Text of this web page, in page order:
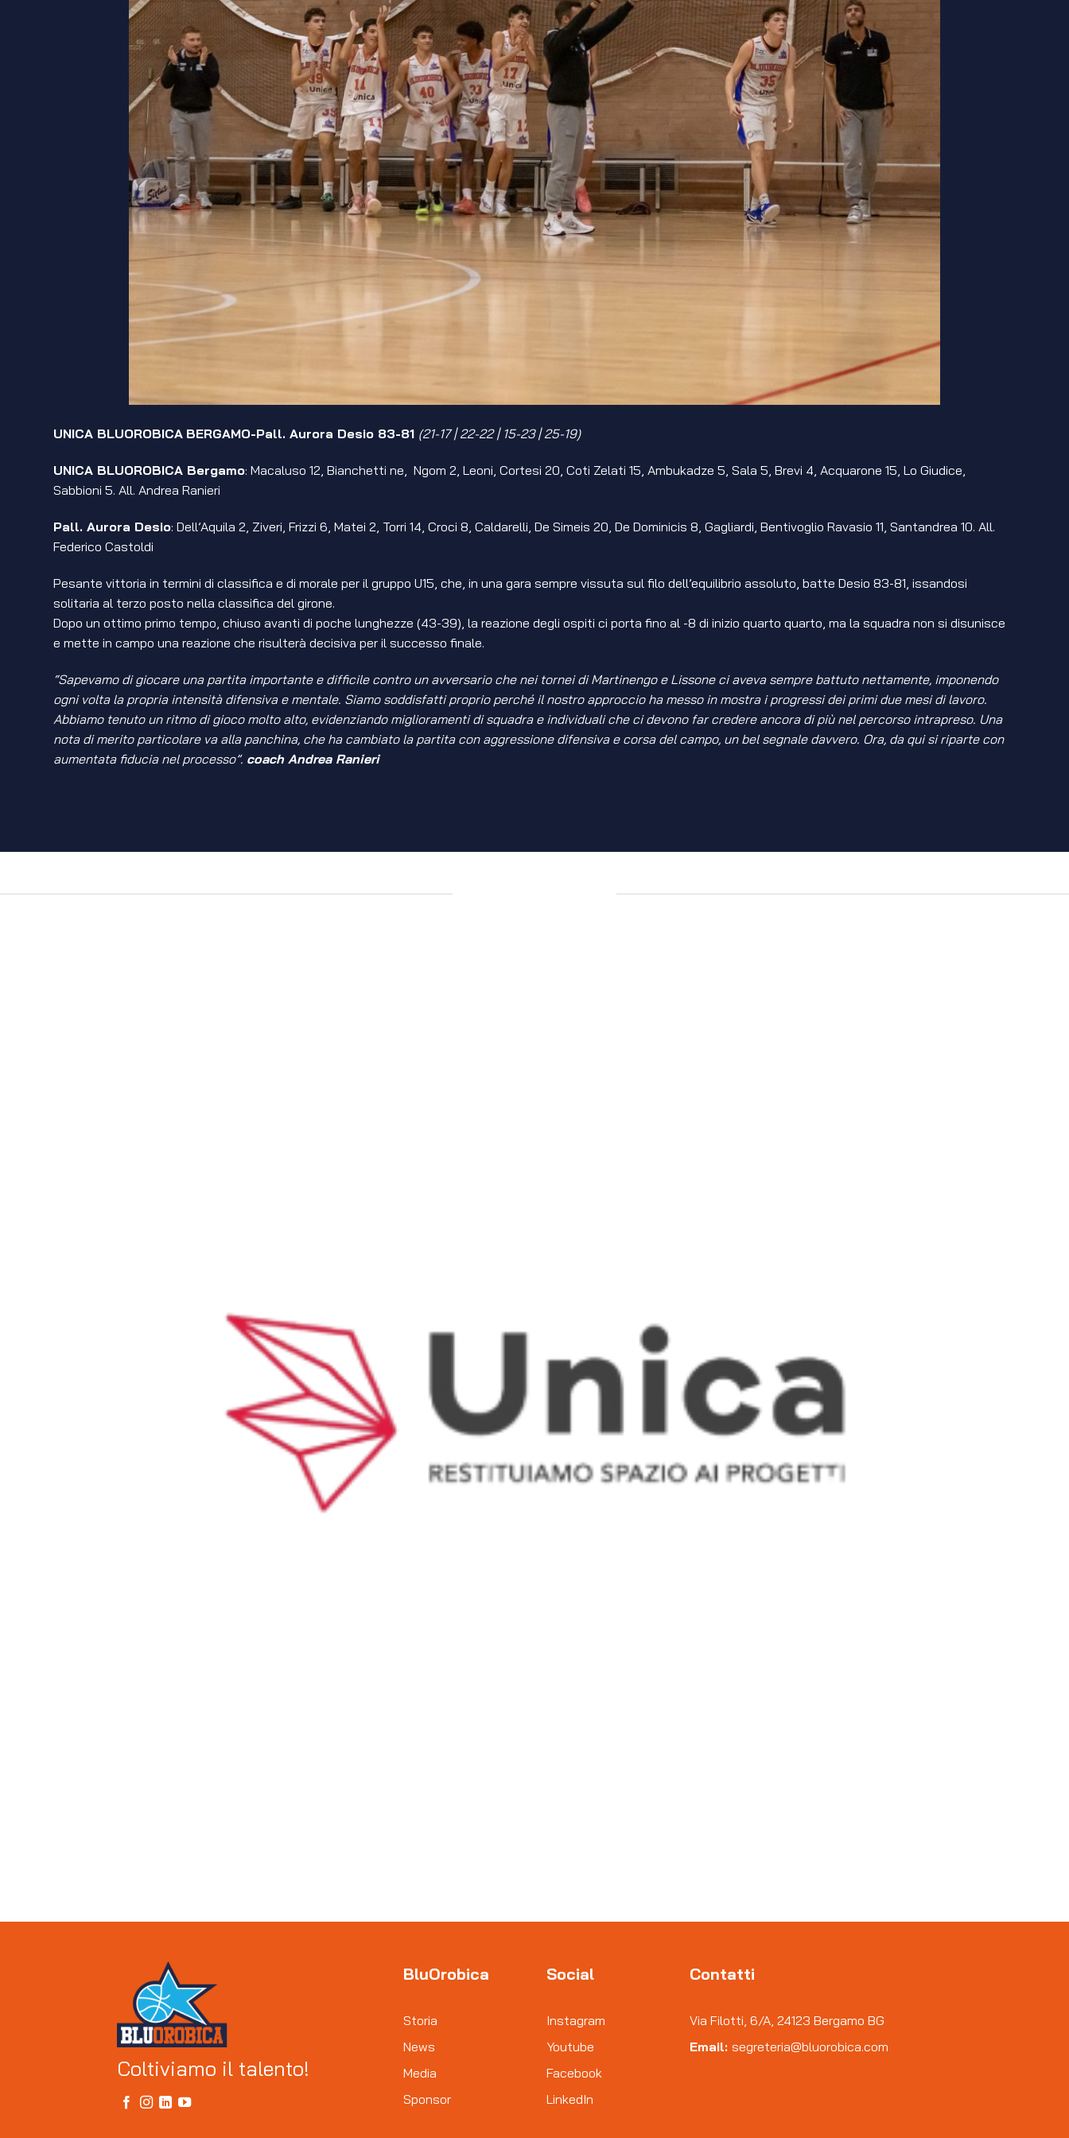
UNICA BLUOROBICA BERGAMO-Pall. Aurora Desio 83-81 (21-17 | 22-22 | 15-23 | 25-19)
UNICA BLUOROBICA Bergamo: Macaluso 12, Bianchetti ne, Ngom 2, Leoni, Cortesi 20, Coti Zelati 15, Ambukadze 5, Sala 5, Brevi 4, Acquarone 15, Lo Giudice,
Sabbioni 5. All. Andrea Ranieri
Pall. Aurora Desio: Dell’Aquila 2, Ziveri, Frizzi 6, Matei 2, Torri 14, Croci 8, Caldarelli, De Simeis 20, De Dominicis 8, Gagliardi, Bentivoglio Ravasio 11, Santandrea 10. All.
Federico Castoldi
Pesante vittoria in termini di classifica e di morale per il gruppo U15, che, in una gara sempre vissuta sul filo dell’equilibrio assoluto, batte Desio 83-81, issandosi
solitaria al terzo posto nella classifica del girone.
Dopo un ottimo primo tempo, chiuso avanti di poche lunghezze (43-39), la reazione degli ospiti ci porta fino al -8 di inizio quarto quarto, ma la squadra non si disunisce
e mette in campo una reazione che risulterà decisiva per il successo finale.
“Sapevamo di giocare una partita importante e difficile contro un avversario che nei tornei di Martinengo e Lissone ci aveva sempre battuto nettamente, imponendo
ogni volta la propria intensità difensiva e mentale. Siamo soddisfatti proprio perché il nostro approccio ha messo in mostra i progressi dei primi due mesi di lavoro.
Abbiamo tenuto un ritmo di gioco molto alto, evidenziando miglioramenti di squadra e individuali che ci devono far credere ancora di più nel percorso intrapreso. Una
nota di merito particolare va alla panchina, che ha cambiato la partita con aggressione difensiva e corsa del campo, un bel segnale davvero. Ora, da qui si riparte con
aumentata fiducia nel processo”. coach Andrea Ranieri
Coltiviamo il talento!
BluOrobica
Storia
News
Media
Sponsor
Social
Instagram
Youtube
Facebook
LinkedIn
Contatti
Via Filotti, 6/A, 24123 Bergamo BG
Email: segreteria@bluorobica.com